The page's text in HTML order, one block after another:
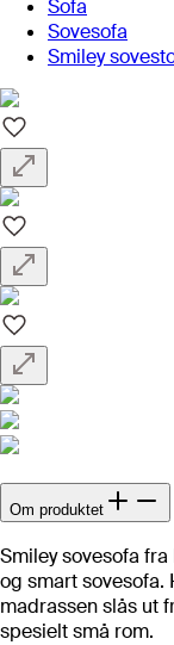
Sofa
Sovesofa
Smiley
Om produktet
Smiley sovesofa
og smart sovesofa.
madrassen slås ut
spesielt små rom.